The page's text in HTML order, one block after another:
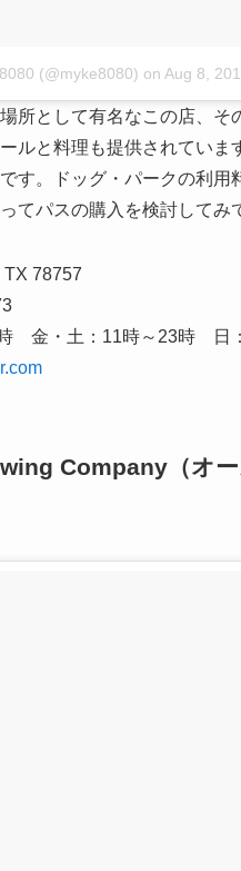
(@myke8080) on Aug 8,
所として有名なこの店、
ルと料理も提供されてい
す。ドッグ・パークの利
てパスの購入を検討してみ
TX 78757
金・土：11時～23時 日
Company（オ